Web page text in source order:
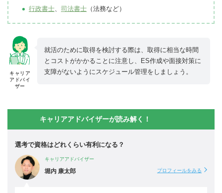
行政書士 司法書士 （法務など）
キャリア
アドバイ
ザー
就活のために取得を検討する際は、取得に相当な時間
とコストがかかることに注意し、ES作成や面接対策に
支障がないようにスケジュール管理をしましょう。
キャリアアドバイザーが読み解く！
選考で資格はどれくらい有利になる？
キャリアアドバイザー
堀内 康太郎 プロフィールをみる